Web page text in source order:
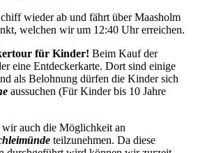
wieder ab und fährt über Maasholm
welchen wir um 12:40 Uhr erreichen.
für Kinder! Beim Kauf der
eine Entdeckerkarte. Dort sind einige
als Belohnung dürfen die Kinder sich
aussuchen (Für Kinder bis 10 Jahre
auch die Möglichkeit an
teilzunehmen. Da diese